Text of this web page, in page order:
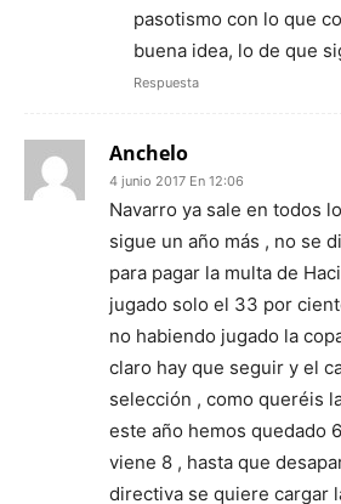
pasotismo con lo que
buena idea, lo de que
Respuesta
Anchelo
4 junio 2017 En 12:06
Navarro ya sale en todos
sigue un año más , no se
para pagar la multa de
jugado solo el 33 por
no habiendo jugado la
claro hay que seguir y el
selección , como queréis
este año hemos quedado
viene 8 , hasta que
directiva se quiere cargar